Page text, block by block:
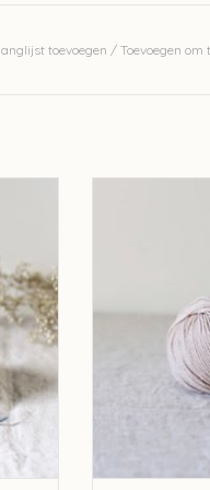
toevoegen / Toevoegen om